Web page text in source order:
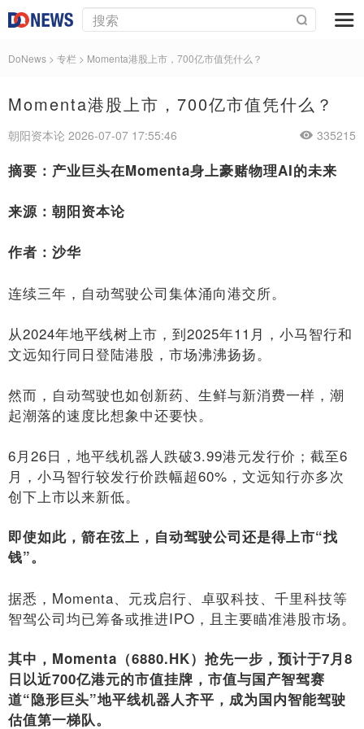
DoNews > 专栏 > Momenta港股上市，700亿市值凭什么？
Momenta港股上市，700亿市值凭什么？
朝阳资本论 2026-07-07 17:55:46 335215
摘要：产业巨头在Momenta身上豪赌物理AI的未来
来源：朝阳资本论
作者：沙华
连续三年，自动驾驶公司集体涌向港交所。
从2024年地平线树上市，到2025年11月，小马智行和
文远知行同日登陆港股，市场沸沸扬扬。
然而，自动驾驶也如创新药、生鲜与新消费一样，潮
起潮落的速度比想象中还要快。
6月26日，地平线机器人跌破3.99港元发行价；截至6
月，小马智行较发行价跌幅超60%，文远知行亦多次
创下上市以来新低。
即使如此，箭在弦上，自动驾驶公司还是得上市“找
钱”。
据悉，Momenta、元戎启行、卓驭科技、千里科技等
智驾公司均已筹备或推进IPO，且主要瞄准港股市场。
其中，Momenta（6880.HK）抢先一步，预计于7月8
日以近700亿港元的市值挂牌，市值与国产智驾赛
道“隐形巨头”地平线机器人齐平，成为国内智能驾驶
估值第一梯队。